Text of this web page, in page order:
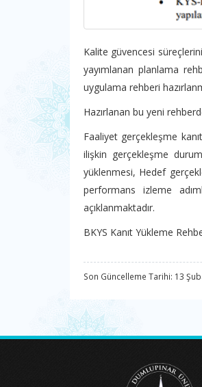
Kalite güvencesi
yayımlanan planlama
uygulama rehberi
Hazırlanan bu yeni
Faaliyet gerçekleşme
ilişkin gerçekleşme
yüklenmesi, Hedef
performans izleme
açıklanmaktadır.
BKYS Kanıt Yükleme
Son Güncelleme Tarihi: 13